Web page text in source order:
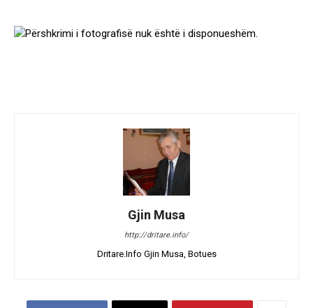
Gjin Musa
http://dritare.info/
Dritare.Info Gjin Musa, Botues